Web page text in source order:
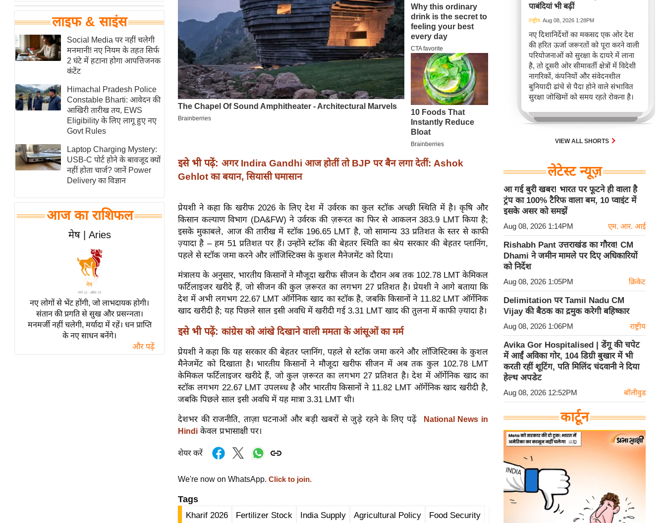
घरेलू नुस्खे
पर्यटन स्थल
फिटनेस मंत्रा
रिलेशनशिप
राजनीति
विश्लेषण
समसामयिक
मातृभूमि
एम.
आर.
आई.
समीक्षा
धर्म
ज्योतिष
त्योहार
राशिफल
विशेष
लाइफ & साइंस
Social Media पर नहीं चलेगी
मनमानी! नए नियम के तहत सिर्फ
2 घंटे में हटाना होगा आपत्तिजनक
कंटेंट
Himachal Pradesh Police
Constable Bharti: आवेदन की
आखिरी तारीख तय, EWS
Eligibility के लिए लागू हुए नए
Govt Rules
Laptop Charging Mystery:
USB-C पोर्ट होने के बावजूद क्यों
नहीं होता चार्ज? जानें Power
Delivery का विज्ञान
आज का राशिफल
मेष | Aries
नए लोगों से भेंट होंगी, जो लाभदायक होगी।
संतान की प्रगति से सुख और प्रसन्नता।
मनमर्जी नहीं चलेगी, मर्यादा में रहें। धन प्राप्ति
के नए साधन बनेंगे।
और पढ़ें
इसे भी पढ़ें: अगर Indira Gandhi आज होतीं तो BJP पर बैन लगा देतीं: Ashok
Gehlot का बयान, सियासी घमासान
प्रेयशी ने कहा कि खरीफ 2026 के लिए देश में उर्वरक का कुल स्टॉक अच्छी स्थिति में है। कृषि और
किसान कल्याण विभाग (DA&FW) ने उर्वरक की ज़रूरत का फिर से आकलन 383.9 LMT किया है;
इसके मुकाबले, आज की तारीख में स्टॉक 196.65 LMT है, जो सामान्य 33 प्रतिशत के स्तर से काफी
ज़्यादा है – हम 51 प्रतिशत पर हैं। उन्होंने स्टॉक की बेहतर स्थिति का श्रेय सरकार की बेहतर प्लानिंग,
पहले से स्टॉक जमा करने और लॉजिस्टिक्स के कुशल मैनेजमेंट को दिया।
मंत्रालय के अनुसार, भारतीय किसानों ने मौजूदा खरीफ सीजन के दौरान अब तक 102.78 LMT केमिकल
फर्टिलाइजर खरीदे हैं, जो सीजन की कुल ज़रूरत का लगभग 27 प्रतिशत है। प्रेयशी ने आगे बताया कि
देश में अभी लगभग 22.67 LMT ऑर्गेनिक खाद का स्टॉक है, जबकि किसानों ने 11.82 LMT ऑर्गेनिक
खाद खरीदी है; यह पिछले साल इसी अवधि में खरीदी गई 3.31 LMT खाद की तुलना में काफी ज़्यादा है।
इसे भी पढ़ें: कांग्रेस को आंखे दिखाने वाली ममता के आंसूओं का मर्म
प्रेयशी ने कहा कि यह सरकार की बेहतर प्लानिंग, पहले से स्टॉक जमा करने और लॉजिस्टिक्स के कुशल
मैनेजमेंट को दिखाता है। भारतीय किसानों ने मौजूदा खरीफ सीजन में अब तक कुल 102.78 LMT
केमिकल फर्टिलाइजर खरीदे हैं, जो कुल ज़रूरत का लगभग 27 प्रतिशत है। देश में ऑर्गेनिक खाद का
स्टॉक लगभग 22.67 LMT उपलब्ध है और भारतीय किसानों ने 11.82 LMT ऑर्गेनिक खाद खरीदी है,
जबकि पिछले साल इसी अवधि में यह मात्रा 3.31 LMT थी।
देशभर की राजनीति, ताज़ा घटनाओं और बड़ी खबरों से जुड़े रहने के लिए पढ़ें
National News in
Hindi केवल प्रभासाक्षी पर।
शेयर करें
We're now on WhatsApp. Click to join.
Tags
Kharif 2026 Fertilizer Stock India Supply Agricultural Policy Food Security
पाबंदियां भी बढ़ीं
राष्ट्रीय Aug 08, 2026 1:28PM
नए दिशानिर्देशों का मकसद एक ओर देश
की हरित ऊर्जा जरूरतों को पूरा करने वाली
परियोजनाओं को सुरक्षा के दायरे में लाना
है, तो दूसरी ओर सीमावर्ती क्षेत्रों में विदेशी
नागरिकों, कंपनियों और संवेदनशील
बुनियादी ढांचे से पैदा होने वाले संभावित
सुरक्षा जोखिमों को समय रहते रोकना है।
VIEW ALL SHORTS
लेटेस्ट न्यूज़
आ गई बुरी खबर! भारत पर फूटने ही वाला है
ट्रंप का 100% टैरिफ वाला बम, 10 प्वाइंट में
इसके असर को समझें
Aug 08, 2026 1:14PM एम. आर. आई
Rishabh Pant उत्तराखंड का गौरव! CM
Dhami ने जमीन मामले पर दिए अधिकारियों
को निर्देश
Aug 08, 2026 1:05PM क्रिकेट
Delimitation पर Tamil Nadu CM
Vijay की बैठक का द्रमुक करेगी बहिष्कार
Aug 08, 2026 1:06PM राष्ट्रीय
Avika Gor Hospitalised | डेंगू की चपेट
में आईं अविका गोर, 104 डिग्री बुखार में भी
करती रहीं शूटिंग, पति मिलिंद चंदवानी ने दिया
हेल्थ अपडेट
Aug 08, 2026 12:52PM बॉलीवुड
कार्टून